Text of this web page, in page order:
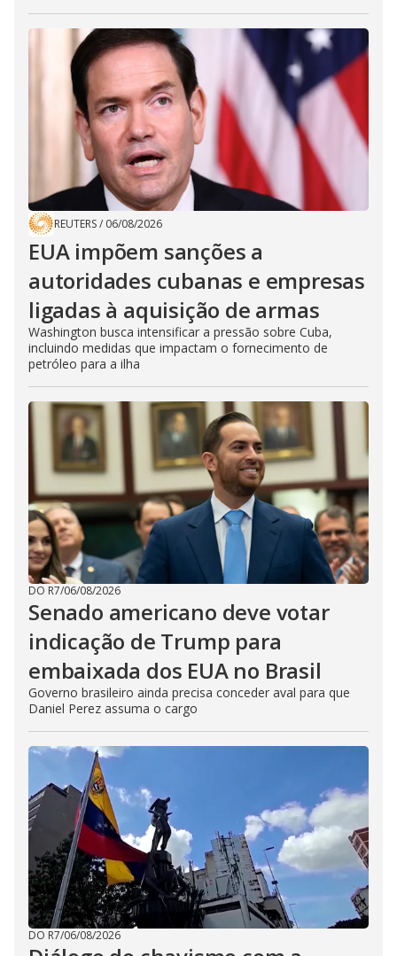
REUTERS/ 06/08/2026
EUA impõem sanções a
autoridades cubanas e empresas
ligadas à aquisição de armas
Washington busca intensificar a pressão sobre Cuba,
incluindo medidas que impactam o fornecimento de
petróleo para a ilha
DO R7/06/08/2026
Senado americano deve votar
indicação de Trump para
embaixada dos EUA no Brasil
Governo brasileiro ainda precisa conceder aval para que
Daniel Perez assuma o cargo
DO R7/06/08/2026